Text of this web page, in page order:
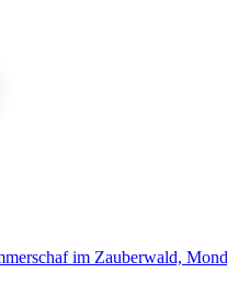
im Zauberwald,